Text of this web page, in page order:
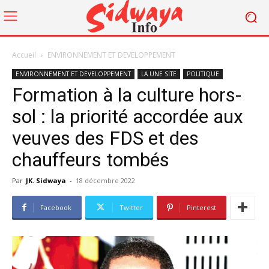
Accueil ENVIRONNEMENT ET DEVELOPPEMENT
ENVIRONNEMENT ET DEVELOPPEMENT LA UNE SITE POLITIQUE
Formation à la culture hors-
sol : la priorité accordée aux
veuves des FDS et des
chauffeurs tombés
Par JK. Sidwaya - 18 décembre 2022
Facebook Twitter Pinterest